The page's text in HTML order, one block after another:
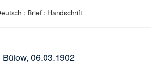
; Brief ; Handschrift
06.03.1902